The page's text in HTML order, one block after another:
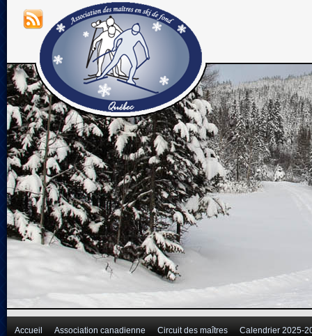
Accueil Association canadienne Circuit des maîtres Calendrier 2025-